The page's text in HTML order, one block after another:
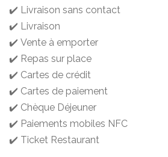
✔️ Livraison sans contact
✔️ Livraison
✔️ Vente à emporter
✔️ Repas sur place
✔️ Cartes de crédit
✔️ Cartes de paiement
✔️ Chèque Déjeuner
✔️ Paiements mobiles NFC
✔️ Ticket Restaurant